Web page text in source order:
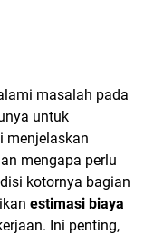
masalah pada
untuk
menjelaskan
mengapa perlu
kotornya bagian
estimasi biaya
Ini penting,